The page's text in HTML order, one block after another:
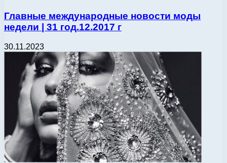
Главные международные новости моды
недели | 31 год.12.2017 г
30.11.2023